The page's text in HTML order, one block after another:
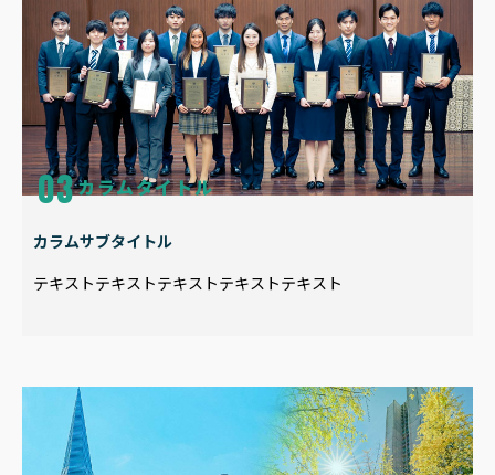
カラムタイトル
カラムサブタイトル
テキストテキストテキストテキストテキスト